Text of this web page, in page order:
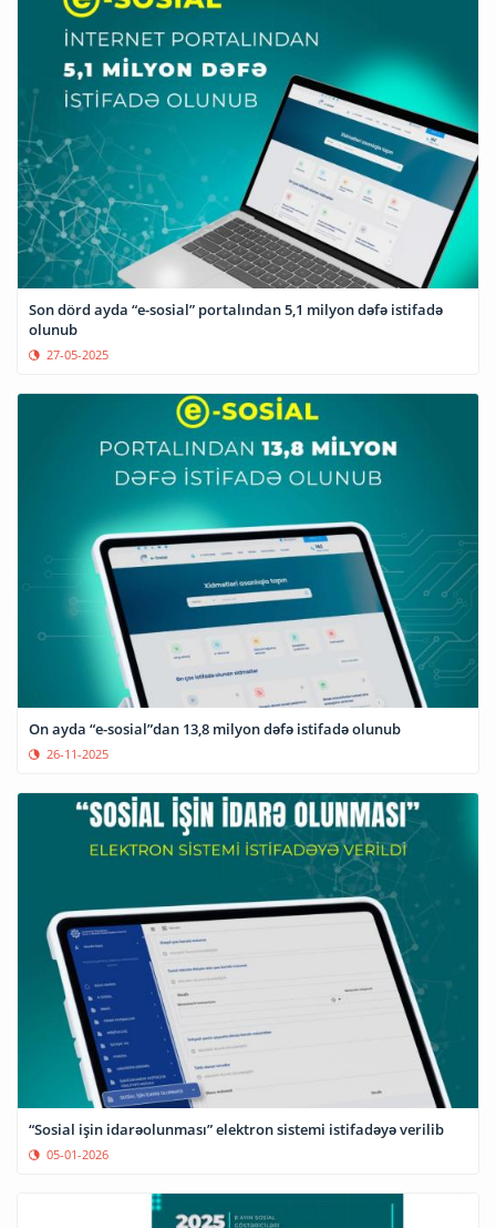
Son dörd ayda “e-sosial” portalından 5,1 milyon dəfə istifadə
olunub
27-05-2025
On ayda “e-sosial”dan 13,8 milyon dəfə istifadə olunub
26-11-2025
“Sosial işin idarəolunması” elektron sistemi istifadəyə verilib
05-01-2026